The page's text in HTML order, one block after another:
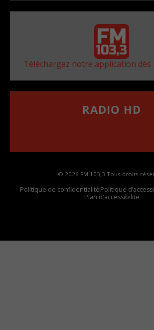
Téléchargez notre application dès
RADIO HD
© 2026 FM 103,3 Tous droits
Politique de confidentialitéPolitique
Plan d'accessibilite